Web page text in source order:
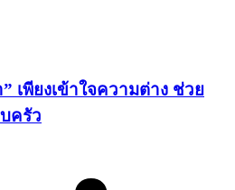
เพียงเข้าใจความต่าง ช่วย
ครัว